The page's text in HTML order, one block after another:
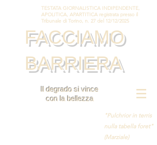
TESTATA GIORNALISTICA INDIPENDENTE,
APOLITICA, APARTITICA registrata presso il
Tribunale di Torino, n. 27 del 12/12/2025
FACCIAMO
BARRIERA
Il degrado si vince
con la bellezza
"Pulchrior in terris
nulla tabella foret"
(Marziale)